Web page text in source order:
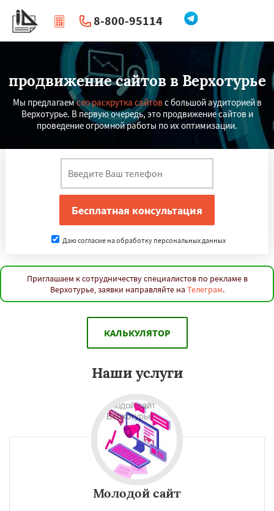
8-800-95114
| Перезвоните мне
продвижение сайтов в Верхотурье
Мы предлагаемсео раскрутка сайтов с большой аудиторией в
Верхотурье. В первую очередь, это продвижение сайтов и
проведение огромной работы по их оптимизации.
Даю согласие на обработку персональных данных
Приглашаем к сотрудничеству специалистов по рекламе в
Верхотурье, заявки направляйте на Телеграм.
КАЛЬКУЛЯТОР
Наши услуги
Молодой сайт